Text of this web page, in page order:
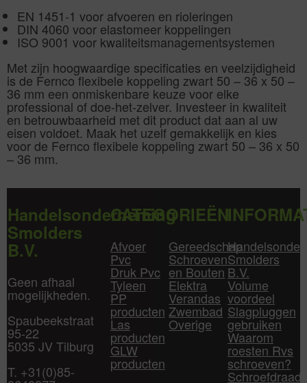
EN 1451-1 voor afvoeren en rioleringen
DIN 4060 voor elastomeer koppelingen
ISO 9001 voor kwaliteitsmanagementsystemen
Met zijn hoogwaardige specificaties en veelzijdigheid
is de Fernco flexibele koppeling zwart 50 – 36 x 50 –
36 mm een onmiskenbare keuze voor elke
professional of doe-het-zelver. Investeer in kwaliteit
en betrouwbaarheid met dit product dat aan al uw
eisen voldoet. Maak het uzelf gemakkelijk en kies
voor de Fernco flexibele koppeling zwart 50 – 36 x 50
– 36 mm.
Handelsonderneming
Smolders
B.V.
Geen afhaal
mogelijkheden.
Spaubeekstraat
95-22
5035 JV Tilburg
T. +31(0)85-
CATEGORIEËN
Afvoer
Pvc
Druk Pvc
Tyleen
PP
producten
Las
producten
GLW
producten
Gereedschap
Schroeven
en Bouten
Elektra
Verandas
Zwembad
Overige
Smolders
B.V.
Volume
voordeel
Slagpluggen
gebruiken
Waarom
roesten Rvs
schroeven?
Schroefdraad